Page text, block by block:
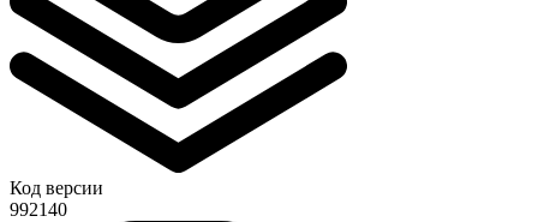
Код версии
992140